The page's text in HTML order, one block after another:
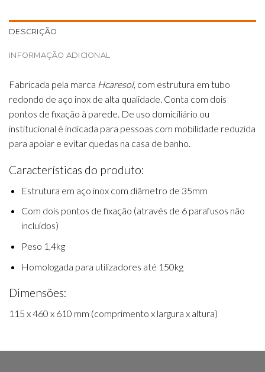
DESCRIÇÃO
INFORMAÇÃO ADICIONAL
Fabricada pela marca Hcaresol, com estrutura em tubo
redondo de aço inox de alta qualidade. Conta com dois
pontos de fixação à parede. De uso domiciliário ou
institucional é indicada para pessoas com mobilidade reduzida
para apoiar e evitar quedas na casa de banho.
Características do produto:
Estrutura em aço inox com diâmetro de 35mm
Com dois pontos de fixação (através de 6 parafusos não
incluídos)
Peso 1,4kg
Homologada para utilizadores até 150kg
Dimensões:
115 x 460 x 610 mm (comprimento x largura x altura)